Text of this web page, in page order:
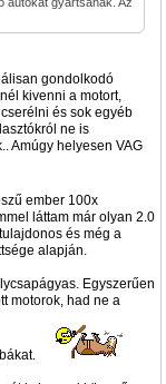
gondolkodó
kivenni a motort,
és sok egyéb
ne is
Amúgy helyesen VAG
ember 100x
láttam már olyan 2.0
és még a
alapján.
Egyszerűen
motorok, had ne a